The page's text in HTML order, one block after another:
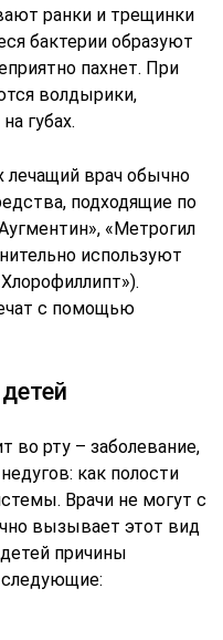
ранки и трещинки
бактерии образуют
пахнет. При
волдырики,
губах.
лечащий врач обычно
подходящие по
«Метрогил
используют
с помощью
во рту – заболевание,
как полости
Врачи не могут с
вызывает этот вид
причины